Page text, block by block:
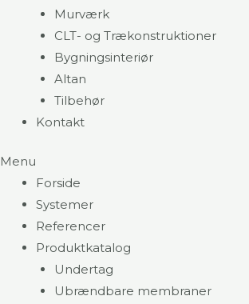
Murværk
CLT- og Trækonstruktioner
Bygningsinteriør
Altan
Tilbehør
Kontakt
Menu
Forside
Systemer
Referencer
Produktkatalog
Undertag
Ubrændbare membraner